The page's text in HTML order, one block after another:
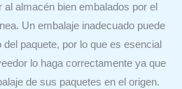
al almacén bien embalados por el
Un embalaje inadecuado puede
paquete, por lo que es esencial
lo haga correctamente ya que
de sus paquetes en el origen.